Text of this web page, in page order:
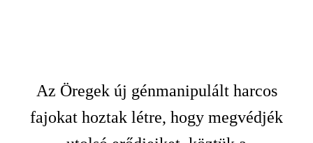
Az Öregek új génmanipulált harcos
fajokat hoztak létre, hogy megvédjék